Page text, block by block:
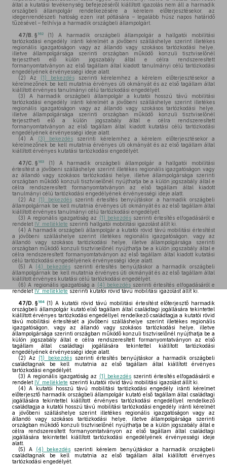
által a kutatási tevékenység befejezéséről kiállított igazolás nem áll a harmadik
országbeli állampolgár rendelkezésére a kérelem előterjesztésekor, az
idegenrendészeti hatóság ezen irat pótlására – legalább húsz napos határidő
tűzésével – felhívja a harmadik országbeli állampolgárt.
47/B. § 162 (1) A harmadik országbeli állampolgár a hallgatói mobilitási
tartózkodási engedély iránti kérelmét a jövőbeni szálláshelye szerint illetékes
regionális igazgatóságon vagy az állandó vagy szokásos tartózkodási helye,
illetve állampolgársága szerinti országban működő konzuli tisztviselőnél
terjesztheti elő külön jogszabály által e célra rendszeresített
formanyomtatványon az első tagállam által kiadott tanulmányi célú tartózkodási
engedélyének érvényességi ideje alatt.
(2) Az (1) bekezdésszerinti kérelemhez a kérelem előterjesztésekor a
kérelmezőnek be kell mutatnia érvényes úti okmányát és az első tagállam által
kiállított érvényes tanulmányi célú tartózkodási engedélyét.
(3) A harmadik országbeli állampolgár a kutatói hosszú távú mobilitási
tartózkodási engedély iránti kérelmét a jövőbeni szálláshelye szerint illetékes
regionális igazgatóságon vagy az állandó vagy szokásos tartózkodási helye,
illetve állampolgársága szerinti országban működő konzuli tisztviselőnél
terjesztheti elő a külön jogszabály által e célra rendszeresített
formanyomtatványon az első tagállam által kiadott kutatási célú tartózkodási
engedélyének érvényességi ideje alatt.
(4) A (3) bekezdés szerinti kérelemhez a kérelem előterjesztésekor a
kérelmezőnek be kell mutatnia érvényes úti okmányát és az első tagállam által
kiállított érvényes kutatási tartózkodási engedélyét.
47/C. § 163 (1) A harmadik országbeli állampolgár a hallgatói mobilitási
értesítést a jövőbeni szálláshelye szerint illetékes regionális igazgatóságon vagy
az állandó vagy szokásos tartózkodási helye, illetve állampolgársága szerinti
országban működő konzuli tisztviselőnél nyújthatja be a külön jogszabály által e
célra rendszeresített formanyomtatványon az első tagállam által kiadott
tanulmányi célú tartózkodási engedélyének érvényességi ideje alatt.
(2) Az (1) bekezdésszerinti értesítés benyújtáskor a harmadik országbeli
állampolgárnak be kell mutatnia érvényes úti okmányát és az első tagállam által
kiállított érvényes tanulmányi célú tartózkodási engedélyét.
(3) A regionális igazgatóság az (1) bekezdésszerinti értesítés elfogadásáról e
rendelet IV. melléklete szerinti hallgatói mobilitási igazolást állít ki.
(4) A harmadik országbeli állampolgár a kutatói rövid távú mobilitási értesítést
a jövőbeni szálláshelye szerint illetékes regionális igazgatóságon, vagy az
állandó vagy szokásos tartózkodási helye, illetve állampolgársága szerinti
országban működő konzuli tisztviselőnél nyújthatja be a külön jogszabály által e
célra rendszeresített formanyomtatványon az első tagállam által kiadott kutatási
célú tartózkodási engedélyének érvényességi ideje alatt.
(5) A (4) bekezdés szerinti értesítés benyújtáskor a harmadik országbeli
állampolgárnak be kell mutatnia érvényes úti okmányát és az első tagállam által
kiállított érvényes kutatási célú tartózkodási engedélyét.
(6) A regionális igazgatóság a (4) bekezdésszerinti értesítés elfogadásáról e
rendeletIV. mellékleteszerinti kutatói rövid távú mobilitási igazolást állít ki.
47/D. §164 (1) A kutatói rövid távú mobilitási értesítést előterjesztő harmadik
országbeli állampolgár kutató első tagállam által családtagi jogállására tekintettel
kiállított érvényes tartózkodási engedéllyel rendelkező családtagja a kutatói rövid
távú mobilitási értesítését a jövőbeni szálláshelye szerint illetékes regionális
igazgatóságon, vagy az állandó vagy szokásos tartózkodási helye, illetve
állampolgársága szerinti országban működő konzuli tisztviselőnél nyújthatja be a
külön jogszabály által e célra rendszeresített formanyomtatványon az első
tagállam által családtagi jogállására tekintettel kiállított tartózkodási
engedélyének érvényességi ideje alatt.
(2) Az (1) bekezdésszerinti értesítés benyújtáskor a harmadik országbeli
családtagnak be kell mutatnia az első tagállam által kiállított érvényes
tartózkodási engedélyét.
(3) A regionális igazgatóság az (1) bekezdésszerinti értesítés elfogadásáról e
rendelet IV. melléklete szerinti kutatói rövid távú mobilitási igazolást állít ki.
(4) A kutatói hosszú távú mobilitási tartózkodási engedély iránti kérelmet
előterjesztő harmadik országbeli állampolgár kutató első tagállam által családtagi
jogállására tekintettel kiállított érvényes tartózkodási engedéllyel rendelkező
családtagja a kutatói hosszú távú mobilitási tartózkodási engedély iránti kérelmét
a jövőbeni szálláshelye szerint illetékes regionális igazgatóságon vagy az
állandó vagy szokásos tartózkodási helye, illetve állampolgársága szerinti
országban működő konzuli tisztviselőnél nyújthatja be a külön jogszabály által e
célra rendszeresített formanyomtatványon az első tagállam által családtagi
jogállására tekintettel kiállított tartózkodási engedélyének érvényességi ideje
alatt.
(5) A (4) bekezdés szerinti kérelem benyújtáskor a harmadik országbeli
családtagnak be kell mutatnia az első tagállam által kiállított érvényes
tartózkodási engedélyét.